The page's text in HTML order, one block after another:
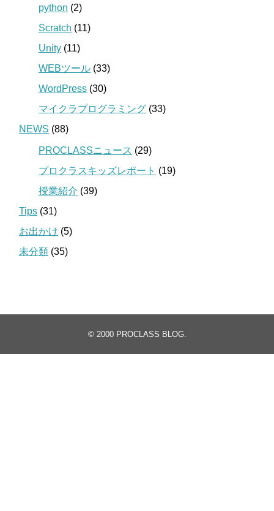
python (2)
Scratch (11)
Unity (11)
WEBツール (33)
WordPress (30)
マイクラプログラミング (33)
NEWS (88)
PROCLASSニュース (29)
プロクラスキッズレポート (19)
授業紹介 (39)
Tips (31)
お出かけ (5)
未分類 (35)
© 2000 PROCLASS BLOG.